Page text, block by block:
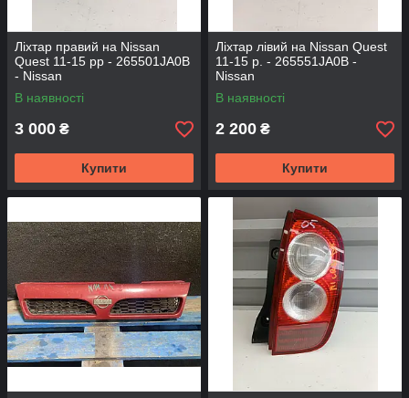
Ліхтар правий на Nissan
Quest 11-15 рр - 265501JA0B
- Nissan
В наявності
3 000 ₴
Купити
Ліхтар лівий на Nissan Quest
11-15 р. - 265551JA0B -
Nissan
В наявності
2 200 ₴
Купити